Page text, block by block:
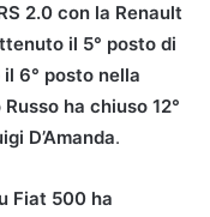
2.0 con la Renault
il 5° posto di
6° posto nella
ha chiuso 12°
D’Amanda.
Fiat 500 ha